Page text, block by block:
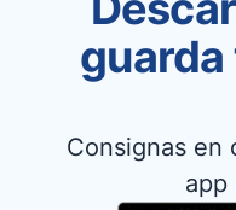
Consignas en
app